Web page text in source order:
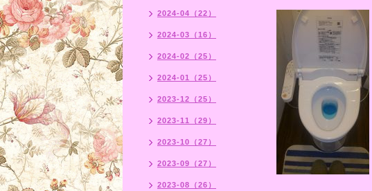
2024-04（22）
2024-03（16）
2024-02（25）
2024-01（25）
2023-12（25）
2023-11（29）
2023-10（27）
2023-09（27）
2023-08（26）